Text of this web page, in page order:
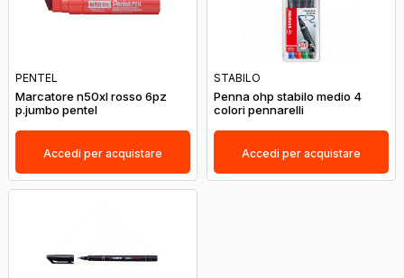
PENTEL
Marcatore n50xl rosso 6pz
p.jumbo pentel
Accedi per acquistare
STABILO
Penna ohp stabilo medio 4
colori pennarelli
Accedi per acquistare